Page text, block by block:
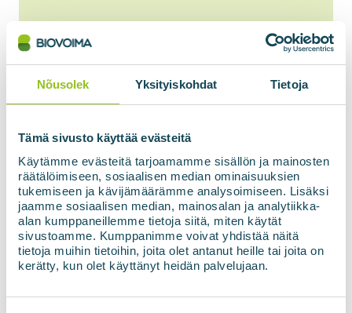
Nõusolek Yksityiskohdat Tietoja
Tämä sivusto käyttää evästeitä
Käytämme evästeitä tarjoamamme sisällön ja mainosten
räätälöimiseen, sosiaalisen median ominaisuuksien
tukemiseen ja kävijämäärämme analysoimiseen. Lisäksi
jaamme sosiaalisen median, mainosalan ja analytiikka-
alan kumppaneillemme tietoja siitä, miten käytät
sivustoamme. Kumppanimme voivat yhdistää näitä
tietoja muihin tietoihin, joita olet antanut heille tai joita on
kerätty, kun olet käyttänyt heidän palvelujaan.
vastavalt privaatsuspoliitikale.
Telli uudiskiri